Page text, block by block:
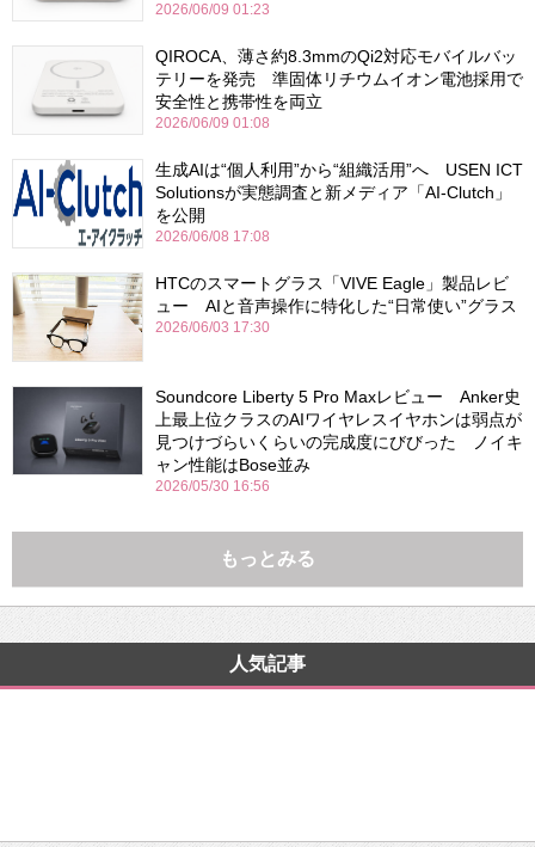
2026/06/09 01:23
QIROCA、薄さ約8.3mmのQi2対応モバイルバッ
テリーを発売 準固体リチウムイオン電池採用で
安全性と携帯性を両立
2026/06/09 01:08
生成AIは“個人利用”から“組織活用”へ USEN ICT
Solutionsが実態調査と新メディア「AI-Clutch」
を公開
2026/06/08 17:08
HTCのスマートグラス「VIVE Eagle」製品レビ
ュー AIと音声操作に特化した“日常使い”グラス
2026/06/03 17:30
Soundcore Liberty 5 Pro Maxレビュー Anker史
上最上位クラスのAIワイヤレスイヤホンは弱点が
見つけづらいくらいの完成度にびびった ノイキ
ャン性能はBose並み
2026/05/30 16:56
もっとみる
人気記事